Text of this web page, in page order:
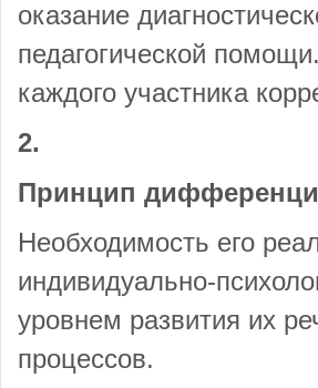
оказание
педагогической
каждого участника
2.
Принцип
Необходимость его
индивидуально-
уровнем развития их
процессов.